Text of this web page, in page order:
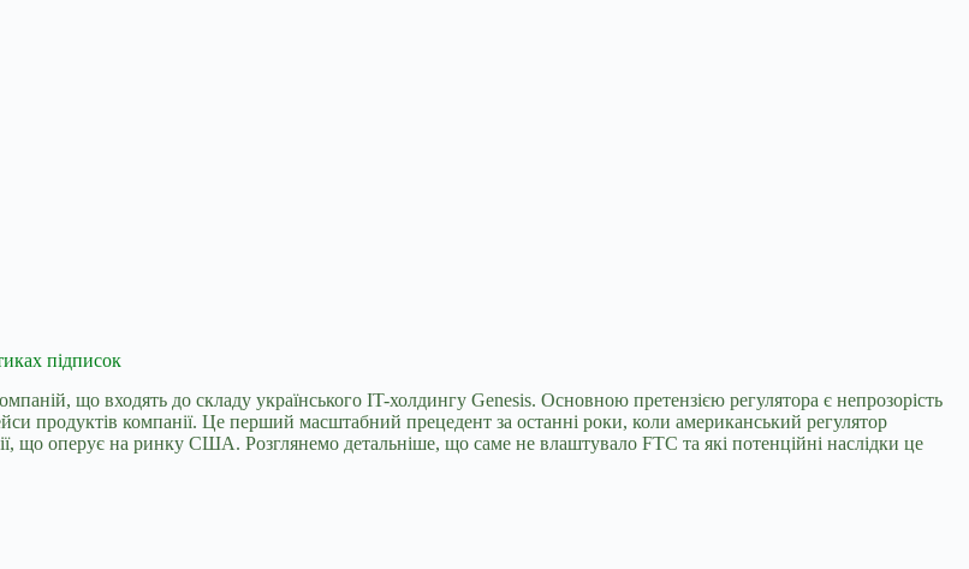
підписок
що входять до складу українського IT-холдингу Genesis. Основною претензією регулятора є непрозорість
продуктів компанії. Це перший масштабний прецедент за останні роки, коли американський регулятор
що оперує на ринку США. Розглянемо детальніше, що саме не влаштувало FTC та які потенційні наслідки це